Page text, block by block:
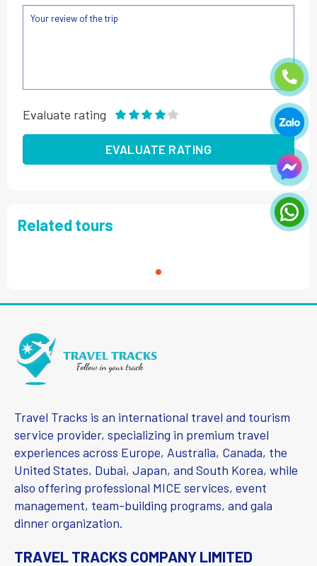
Evaluate rating
Related tours
Travel Tracks is an international travel and tourism
service provider, specializing in premium travel
experiences across Europe, Australia, Canada, the
United States, Dubai, Japan, and South Korea, while
also offering professional MICE services, event
management, team-building programs, and gala
dinner organization.
TRAVEL TRACKS COMPANY LIMITED